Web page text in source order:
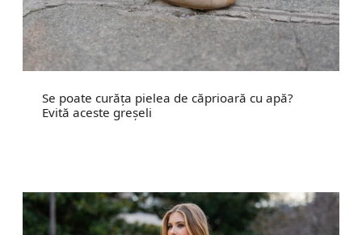
Se poate curăța pielea de căprioară cu apă?
Evită aceste greșeli